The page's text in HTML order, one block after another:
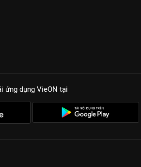
ứng dụng VieON tại